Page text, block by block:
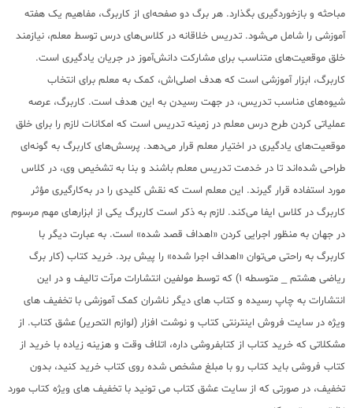
مباحثه و بازخوردگیری بگذارد. هر برگ دو صفحه‌ای از کاربرگ، مفاهیم یک هفته
آموزشی را شامل می‌شود. تدریس خلاقانه در کلاس‌های درس توسط معلم، نیازمند
خلق موقعیت‌های متناسب برای مشارکت دانش‌آموز در جریان یادگیری است.
کاربرگ، ابزار آموزشی است که هدف اصلی‌اش، کمک به معلم برای انتخاب
شیوه‌های مناسب تدریس، در جهت رسیدن به این هدف است. کاربرگ، عرصه
عملیاتی کردن طرح درس معلم در زمینه تدریس است که امکانات لازم را برای خلق
موقعیت‌های یادگیری در اختیار معلم قرار می‌دهد. پرسش‌های کاربرگ به گونه‌ای
طراحی شده‌اند تا در خدمت تدریس معلم باشند و بنا به تشخیص وی، در کلاس
مورد استفاده قرار گیرند. این معلم است که نقش کلیدی را در به‌کارگیری مؤثر
کاربرگ در کلاس ایفا می‌کند. لازم به ذکر است کاربرگ یکی از ابزارهای مهم مرسوم
در جهان به منظور اجرایی کردن «اهداف قصد شده» است. به عبارت دیگر با
کاربرگ به راحتی می‌توان «اهداف اجرا شده» را پیش برد. خرید کتاب (کار برگ
ریاضی هشتم _ متوسطه 1) که توسط مولفین انتشارات مرآت تالیف و در این
انتشارات به چاپ رسیده و کتاب های دیگر ناشران کمک آموزشی با تخفیف های
ویژه در سایت فروش اینترنتی کتاب و نوشت افزار (لوازم التحریر) عشق کتاب. از
مشکلاتی که خرید کتاب از کتابفروشی داره، اتلاف وقت و هزینه زیاده با خرید از
کتاب فروشی باید کتاب رو با مبلغ مشخص شده روی کتاب خرید کنید، بدون
تخفیف، در صورتی که از سایت عشق کتاب می تونید با تخفیف های ویژه کتاب مورد